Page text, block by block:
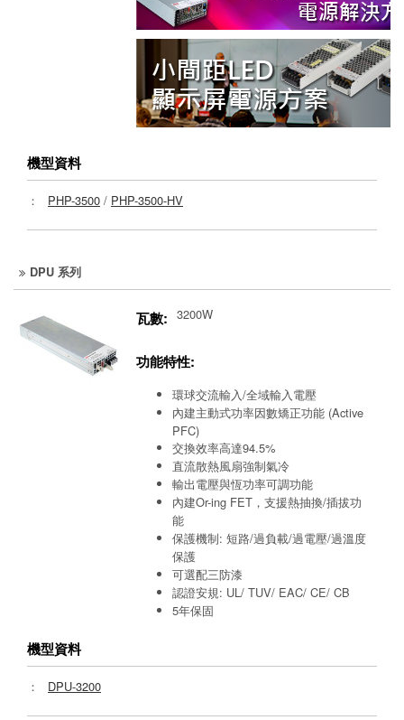
機型資料
： PHP-3500 / PHP-3500-HV
DPU 系列
瓦數: 3200W
功能特性:
環球交流輸入/全域輸入電壓
內建主動式功率因數矯正功能 (Active
PFC)
交換效率高達94.5%
直流散熱風扇強制氣冷
輸出電壓與恆功率可調功能
內建Or-ing FET，支援熱抽換/插拔功
能
保護機制: 短路/過負載/過電壓/過溫度
保護
可選配三防漆
認證安規: UL/ TUV/ EAC/ CE/ CB
5年保固
機型資料
： DPU-3200